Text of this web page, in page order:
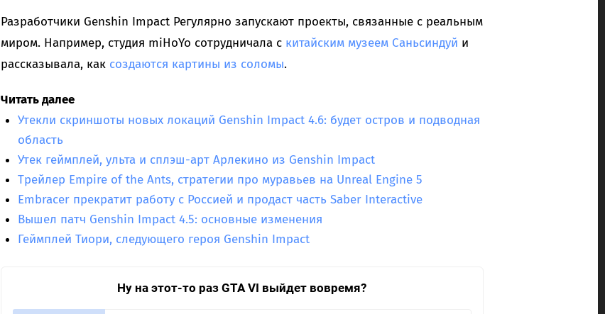
Разработчики Genshin Impact Регулярно запускают проекты, связанные с реальным
миром. Например, студия miHoYo сотрудничала с китайским музеем Саньсиндуй и
рассказывала, как создаются картины из соломы.
Читать далее
Утекли скриншоты новых локаций Genshin Impact 4.6: будет остров и подводная
область
Утек геймплей, ульта и сплэш-арт Арлекино из Genshin Impact
Трейлер Empire of the Ants, стратегии про муравьев на Unreal Engine 5
Embracer прекратит работу с Россией и продаст часть Saber Interactive
Вышел патч Genshin Impact 4.5: основные изменения
Геймплей Тиори, следующего героя Genshin Impact
Ну на этот-то раз GTA VI выйдет вовремя?